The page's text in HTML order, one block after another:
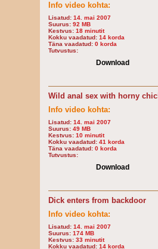
Info video kohta:
Lisatud: 14. mai 2007
Suurus: 92 MB
Kestvus: 18 minutit
Kokku vaadatud: 14 korda
Täna vaadatud: 0 korda
Tutvustus:
Download
Wild anal sex with horny
Info video kohta:
Lisatud: 14. mai 2007
Suurus: 49 MB
Kestvus: 10 minutit
Kokku vaadatud: 41 korda
Täna vaadatud: 0 korda
Tutvustus:
Download
Dick enters from backdoor
Info video kohta:
Lisatud: 14. mai 2007
Suurus: 174 MB
Kestvus: 33 minutit
Kokku vaadatud: 14 korda